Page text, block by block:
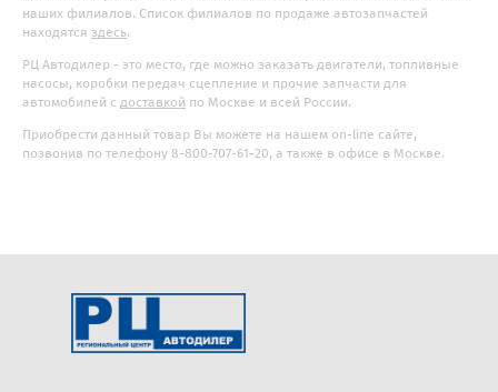
наших филиалов. Список филиалов по продаже автозапчастей
находятся здесь.
РЦ Автодилер - это место, где можно заказать двигатели, топливные
насосы, коробки передач сцепление и прочие запчасти для
автомобилей с доставкой по Москве и всей России.
Приобрести данный товар Вы можете на нашем on-line сайте,
позвонив по телефону 8-800-707-61-20, а также в офисе в Москве.